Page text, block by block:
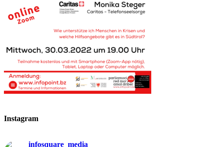
Instagram
infosquare_media